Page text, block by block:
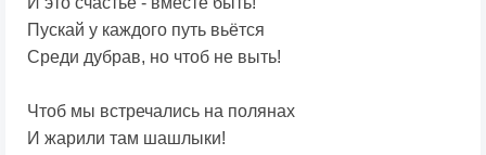
Пускай у каждого путь вьётся
Среди дубрав, но чтоб не выть!
Чтоб мы встречались на полянах
И жарили там шашлыки!